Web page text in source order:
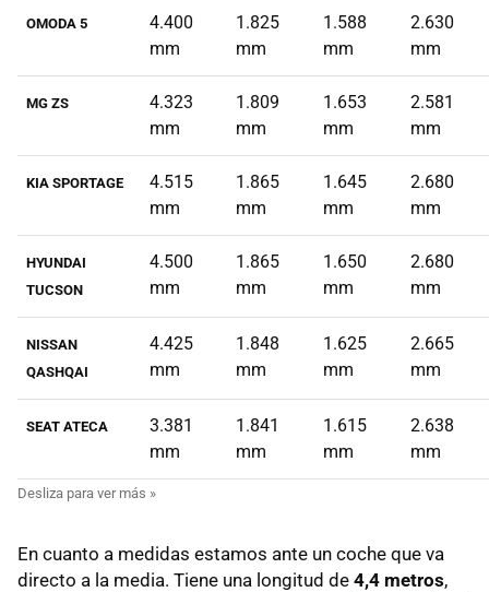
OMODA 5
4.400
mm
1.825
mm
1.588
mm
2.630
mm
MG ZS
4.323
mm
1.809
mm
1.653
mm
2.581
mm
KIA SPORTAGE
4.515
mm
1.865
mm
1.645
mm
2.680
mm
HYUNDAI
TUCSON
4.500
mm
1.865
mm
1.650
mm
2.680
mm
NISSAN
QASHQAI
4.425
mm
1.848
mm
1.625
mm
2.665
mm
SEAT ATECA
3.381
mm
1.841
mm
1.615
mm
2.638
mm
En cuanto a medidas estamos ante un coche que va
directo a la media. Tiene una longitud de 4,4 metros,